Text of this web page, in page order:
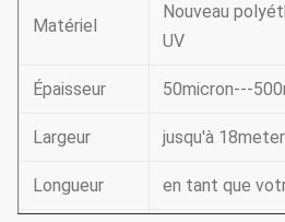
Matériel
Nouveau
UV
Épaisseur 50micron---
Largeur jusqu'à
Longueur en tant que